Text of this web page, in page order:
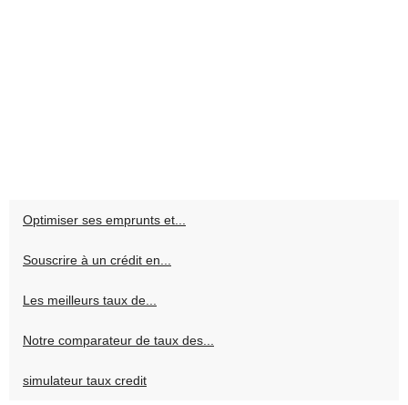
Optimiser ses emprunts et...
Souscrire à un crédit en...
Les meilleurs taux de...
Notre comparateur de taux des...
simulateur taux credit